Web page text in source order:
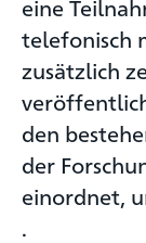
eine
telefonisch
zusätzlich
den
der
einordnet,
.